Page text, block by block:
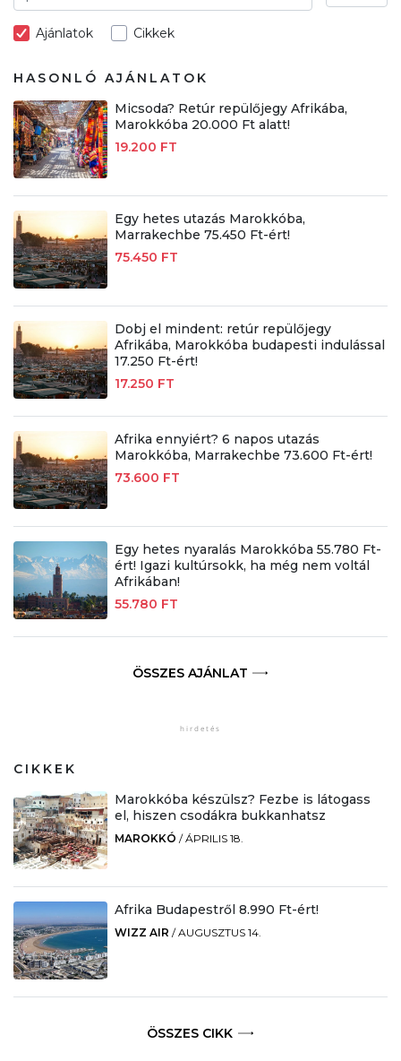
Ajánlatok Cikkek
HASONLÓ AJÁNLATOK
Micsoda? Retúr repülőjegy Afrikába,
Marokkóba 20.000 Ft alatt!
19.200 FT
Egy hetes utazás Marokkóba,
Marrakechbe 75.450 Ft-ért!
75.450 FT
Dobj el mindent: retúr repülőjegy
Afrikába, Marokkóba budapesti indulással
17.250 Ft-ért!
17.250 FT
Afrika ennyiért? 6 napos utazás
Marokkóba, Marrakechbe 73.600 Ft-ért!
73.600 FT
Egy hetes nyaralás Marokkóba 55.780 Ft-
ért! Igazi kultúrsokk, ha még nem voltál
Afrikában!
55.780 FT
ÖSSZES AJÁNLAT
CIKKEK
Marokkóba készülsz? Fezbe is látogass
el, hiszen csodákra bukkanhatsz
MAROKKÓ /ÁPRILIS 18.
Afrika Budapestről 8.990 Ft-ért!
WIZZ AIR /AUGUSZTUS 14.
ÖSSZES CIKK